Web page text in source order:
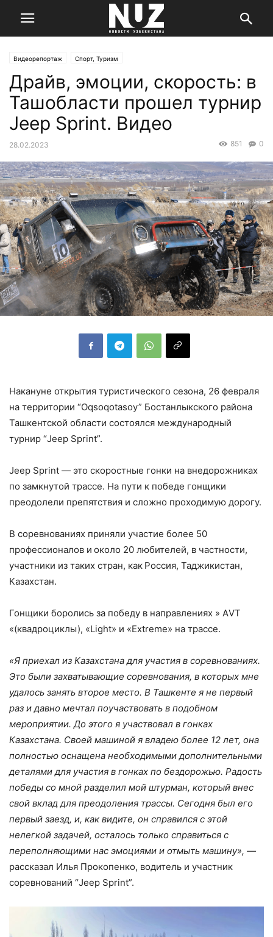
Видеорепортаж Спорт, Туризм
Драйв, эмоции, скорость: в
Ташобласти прошел турнир
Jeep Sprint. Видео
28.02.2023 0
851
Накануне открытия туристического сезона, 26 февраля
на территории “Oqsoqotasoy” Бостанлыкского района
Ташкентской области состоялся международный
турнир “Jeep Sprint”.
Jeep Sprint — это скоростные гонки на внедорожниках
по замкнутой трассе. На пути к победе гонщики
преодолели препятствия и сложно проходимую дорогу.
В соревнованиях приняли участие более 50
профессионалов и около 20 любителей, в частности,
участники из таких стран, как Россия, Таджикистан,
Казахстан.
Гонщики боролись за победу в направлениях » АVТ
«(квадроциклы), «Light» и «Extreme» на трассе.
«Я приехал из Казахстана для участия в соревнованиях.
Это были захватывающие соревнования, в которых мне
удалось занять второе место. В Ташкенте я не первый
раз и давно мечтал поучаствовать в подобном
мероприятии. До этого я участвовал в гонках
Казахстана. Своей машиной я владею более 12 лет, она
полностью оснащена необходимыми дополнительными
деталями для участия в гонках по бездорожью. Радость
победы со мной разделил мой штурман, который внес
свой вклад для преодоления трассы. Сегодня был его
первый заезд, и, как видите, он справился с этой
нелегкой задачей, осталось только справиться с
переполняющими нас эмоциями и отмыть машину», —
рассказал Илья Прокопенко, водитель и участник
соревнований “Jeep Sprint”.